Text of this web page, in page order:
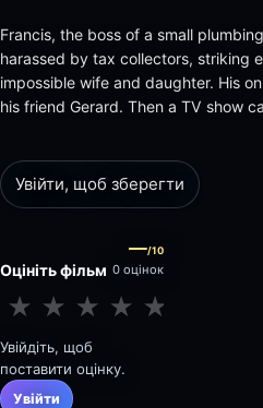
Francis, the boss of a small
harassed by tax collectors, striking
impossible wife and daughter. His
his friend Gerard. Then a TV show
identic…
Увійти, щоб зберегти
Оцініть фільм
—/10
0 оцінок
★ ★ ★ ★ ★
Увійдіть, щоб
поставити оцінку.
Увійти